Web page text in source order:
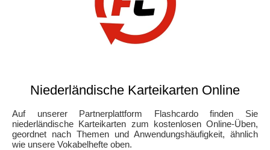
Niederländische Karteikarten Online
Auf unserer Partnerplattform Flashcardo finden Sie
niederländische Karteikarten zum kostenlosen Online-Üben,
geordnet nach Themen und Anwendungshäufigkeit, ähnlich
wie unsere Vokabelhefte oben.